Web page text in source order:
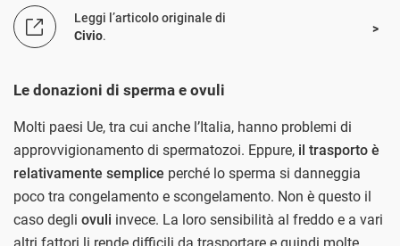
Leggi l’articolo originale di
Civio.
Le donazioni di sperma e ovuli
Molti paesi Ue, tra cui anche l’Italia, hanno problemi di
approvvigionamento di spermatozoi. Eppure, il trasporto è
relativamente semplice perché lo sperma si danneggia
poco tra congelamento e scongelamento. Non è questo il
caso degli ovuli invece. La loro sensibilità al freddo e a vari
altri fattori li rende difficili da trasportare e quindi molte